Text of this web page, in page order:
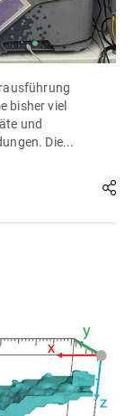
bisher viel
und
Die...